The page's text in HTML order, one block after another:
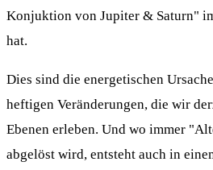
Konjuktion von Jupiter & Saturn"
hat.
Dies sind die energetischen
heftigen Veränderungen, die wir
Ebenen erleben. Und wo immer
abgelöst wird, entsteht auch in